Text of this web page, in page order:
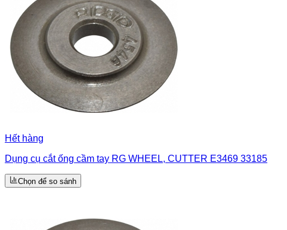
Hết hàng
Dụng cụ cắt ống cầm tay RG WHEEL, CUTTER E3469 33185
Chọn để so sánh